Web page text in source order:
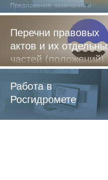
Предложения, замечания и
отзывы о нашей работе
Перечни правовых
актов и их
частей (положений),
содержащие
обязательные
требования
Работа в
Росгидромете